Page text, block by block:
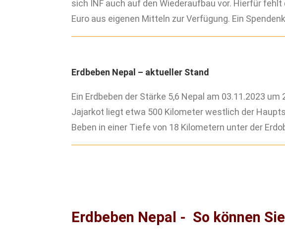
sich INF auch auf den Wiederaufbau vor. Hierfür
Euro aus eigenen Mitteln zur Verfügung. Ein
Erdbeben Nepal – aktueller Stand
Ein Erdbeben der Stärke 5,6 Nepal am 03.11.2023
Jajarkot liegt etwa 500 Kilometer westlich der
Beben in einer Tiefe von 18 Kilometern unter der
Erdbeben Nepal - So können